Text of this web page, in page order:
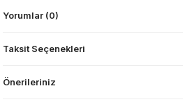
Yorumlar (0)
Taksit Seçenekleri
Önerileriniz